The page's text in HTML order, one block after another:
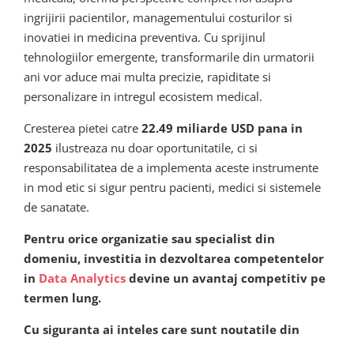
ingrijirii pacientilor, managementului costurilor si
inovatiei in medicina preventiva. Cu sprijinul
tehnologiilor emergente, transformarile din urmatorii
ani vor aduce mai multa precizie, rapiditate si
personalizare in intregul ecosistem medical.
Cresterea pietei catre 22.49 miliarde USD pana in
2025 ilustreaza nu doar oportunitatile, ci si
responsabilitatea de a implementa aceste instrumente
in mod etic si sigur pentru pacienti, medici si sistemele
de sanatate.
Pentru orice organizatie sau specialist din
domeniu, investitia in dezvoltarea competentelor
in Data Analytics devine un avantaj competitiv pe
termen lung.
Cu siguranta ai inteles care sunt noutatile din